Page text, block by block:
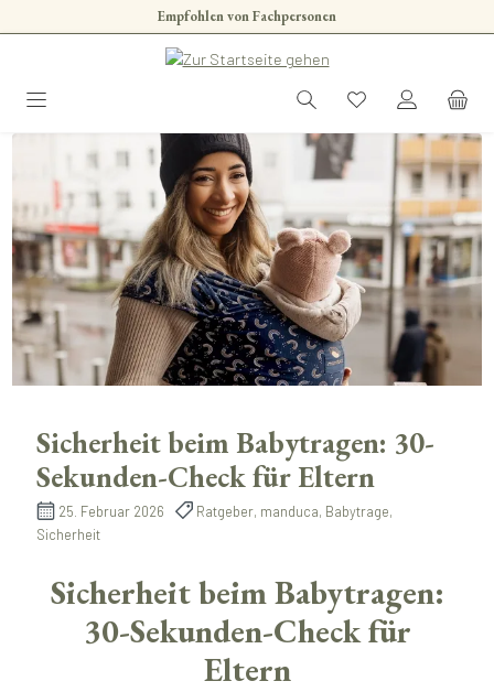
Zum Hauptinhalt springenEmpfohlen von Fachpersonen
Sicherheit beim Babytragen: 30-
Sekunden-Check für Eltern
25. Februar 2026
Ratgeber, manduca, Babytrage,
Sicherheit
Sicherheit beim Babytragen:
30-Sekunden-Check für
Eltern